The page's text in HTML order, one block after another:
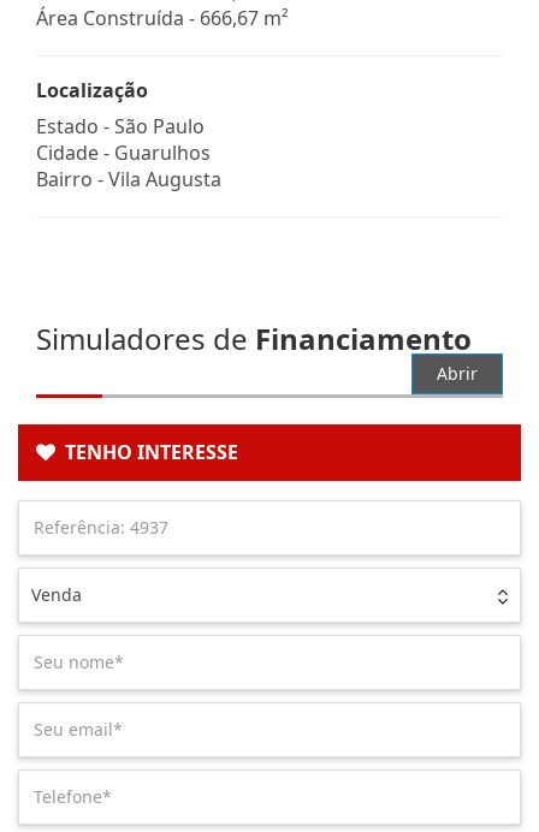
Área Construída - 666,67 m²
Localização
Estado -São Paulo
Cidade - Guarulhos
Bairro -Vila Augusta
Simuladores de Financiamento
Abrir
TENHO INTERESSE
Venda